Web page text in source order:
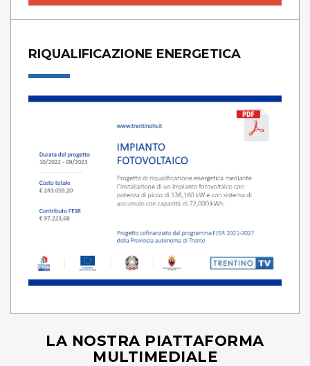
RIQUALIFICAZIONE ENERGETICA
LA NOSTRA PIATTAFORMA
MULTIMEDIALE